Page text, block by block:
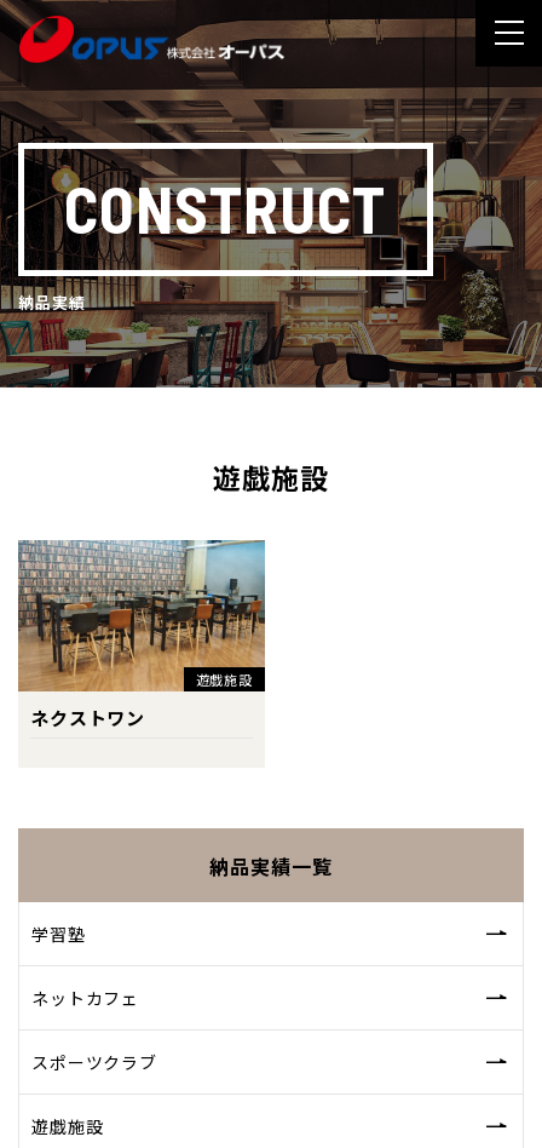
CONSTRUCT
納品実績
遊戯施設
遊戯施設
ネクストワン
納品実績一覧
学習塾
ネットカフェ
スポーツクラブ
遊戯施設